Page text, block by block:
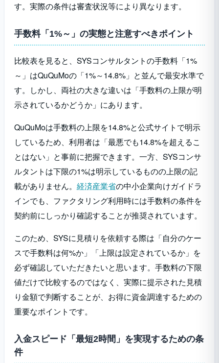
す。実際の条件は審査状況等により異なります。
手数料「1%～」の実態と注意すべきポイント
比較表を見ると、SYSコンサルタントの手数料「1%
～」はQuQuMoの「1%～14.8%」と並んで最安水準で
す。しかし、両社の大きな違いは「手数料の上限が明
示されているかどうか」にあります。
QuQuMoは手数料の上限を14.8%と公式サイトで明示
しているため、利用者は「最悪でも14.8%を超えるこ
とはない」と事前に把握できます。一方、SYSコンサ
ルタントは下限の1%は明示しているものの上限の記
載がありません。 経済産業省の中小企業向けガイドラ
インでも、ファクタリング利用時には手数料の条件を
契約前にしっかり確認することが推奨されています。
このため、SYSに見積りを依頼する際は「自分のケー
スで手数料は何%か」「上限は設定されているか」を
必ず確認していただきたいと思います。手数料の下限
値だけで比較するのではなく、実際に提示された見積
り金額で判断することが、お得に資金調達するための
重要なポイントです。
入金スピード「最短2時間」を実現するための条
件